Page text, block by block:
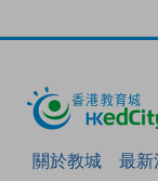
關於教城 最新